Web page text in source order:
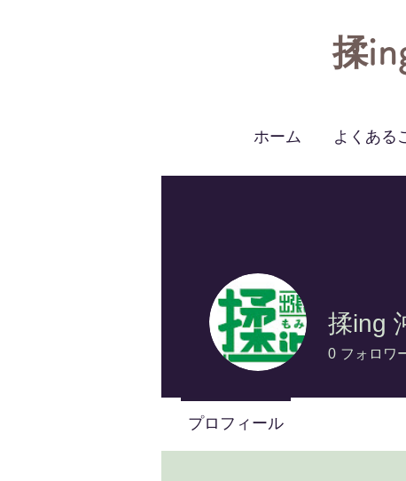
揉
ホーム よくある
揉ing
0 フォロワ
プロフィール